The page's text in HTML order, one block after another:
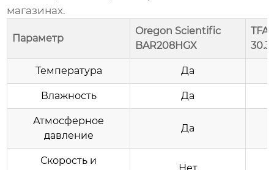
магазинах.
Параметр
Oregon Scientific
BAR208HGX
TFA
Температура Да
Влажность Да
Атмосферное
давление
Да
Скорость и